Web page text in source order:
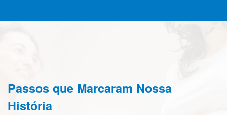
Passos que Marcaram Nossa
História